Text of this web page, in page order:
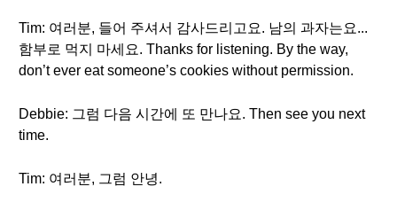
Tim: 여러분, 들어 주셔서 감사드리고요. 남의 과자는요...
함부로 먹지 마세요. Thanks for listening. By the way,
don’t ever eat someone’s cookies without permission.
Debbie: 그럼 다음 시간에 또 만나요. Then see you next
time.
Tim: 여러분, 그럼 안녕.